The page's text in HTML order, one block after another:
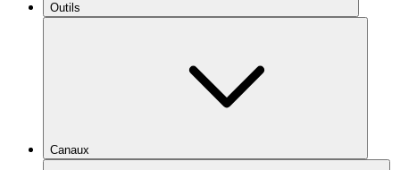
Outils
Canaux